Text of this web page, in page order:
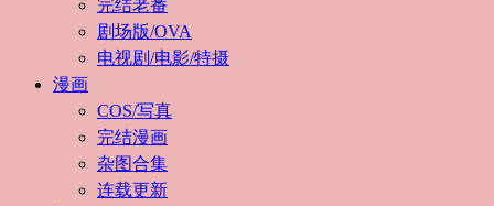
完结老番
剧场版/OVA
电视剧/电影/特摄
漫画
COS/写真
完结漫画
杂图合集
连载更新